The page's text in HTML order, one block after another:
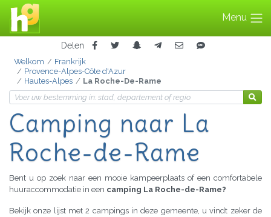
Menu
Delen
Welkom
Frankrijk
Provence-Alpes-Côte d'Azur
Hautes-Alpes
La Roche-De-Rame
Camping naar La
Roche-de-Rame
Bent u op zoek naar een mooie kampeerplaats of een comfortabele
huuraccommodatie in een camping La Roche-de-Rame?
Bekijk onze lijst met 2 campings in deze gemeente, u vindt zeker de